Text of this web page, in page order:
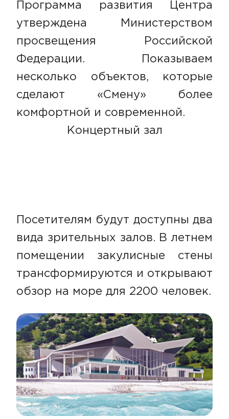
Программа развития Центра
утверждена Министерством
просвещения Российской
Федерации. Показываем
несколько объектов, которые
сделают «Смену» более
комфортной и современной.
Концертный зал
Посетителям будут доступны два
вида зрительных залов. В летнем
помещении закулисные стены
трансформируются и открывают
обзор на море для 2200 человек.